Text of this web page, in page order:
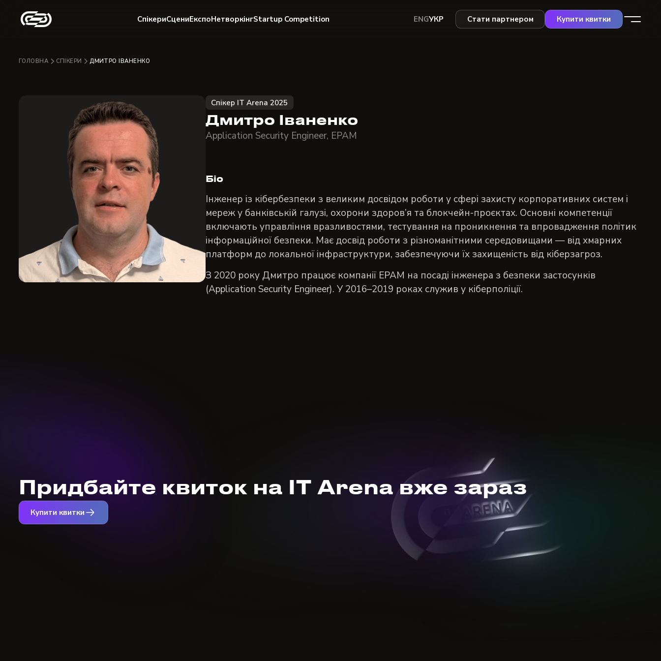
СпікериСцениЕкспоНетворкінгStartup Competition ENGУКР Стати партнером Купити квитки
ГОЛОВНА СПІКЕРИ ДМИТРО ІВАНЕНКО
Спікер IT Arena 2025
Дмитро Іваненко
Application Security Engineer, ЕРАМ
Біо
Інженер із кібербезпеки з великим досвідом роботи у сфері захисту корпоративних систем і
мереж у банківській галузі, охорони здоров’я та блокчейн-проєктах. Основні компетенції
включають управління вразливостями, тестування на проникнення та впровадження політик
інформаційної безпеки. Має досвід роботи з різноманітними середовищами — від хмарних
платформ до локальної інфраструктури, забезпечуючи їх захищеність від кіберзагроз.
З 2020 року Дмитро працює компанії EPAM на посаді інженера з безпеки застосунків
(Application Security Engineer). У 2016–2019 роках служив у кіберполіції.
Придбайте квиток на IT Arena вже зараз
Купити квитки